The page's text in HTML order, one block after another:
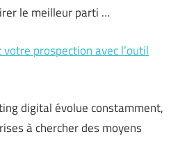
le meilleur parti …
votre prospection avec l’outil
digital évolue constamment,
à chercher des moyens